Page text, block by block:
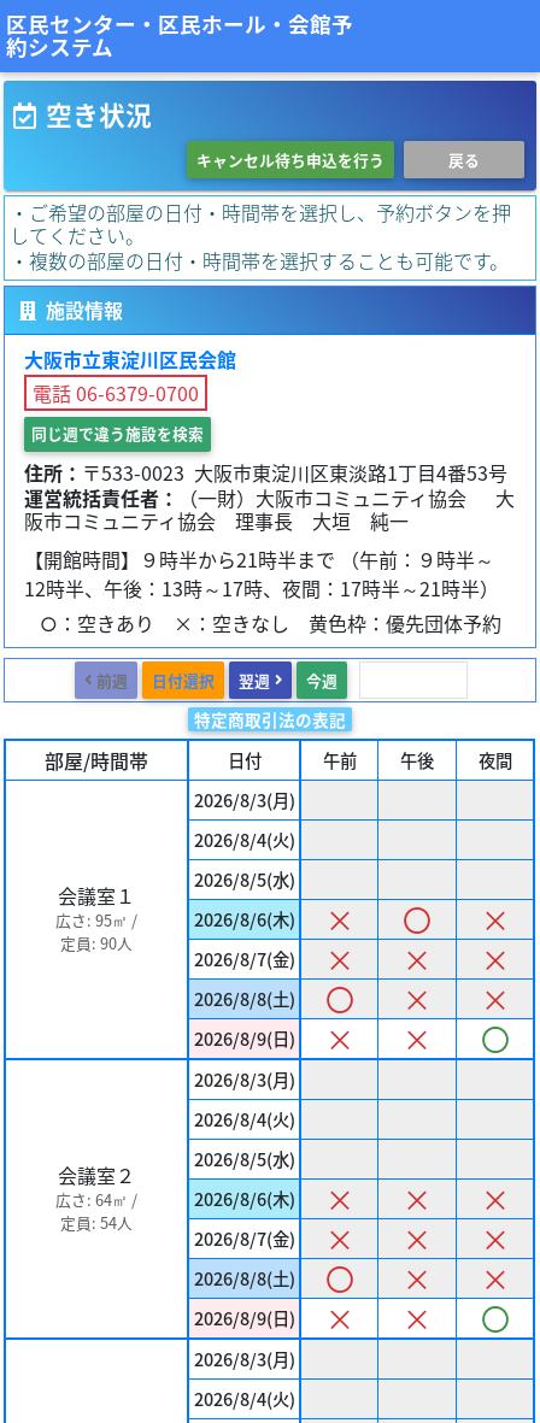
区民センター・区民ホール・会館予
約システム
空き状況
キャンセル待ち申込を行う 戻る
・ご希望の部屋の日付・時間帯を選択し、予約ボタンを押
してください。
・複数の部屋の日付・時間帯を選択することも可能です。
施設情報
大阪市立東淀川区民会館
電話 06-6379-0700
同じ週で違う施設を検索
住所： 〒533-0023 大阪市東淀川区東淡路1丁目4番53号
運営統括責任者：
（一財）大阪市コミュニティ協会 大
阪市コミュニティ協会 理事長 大垣 純一
【開館時間】９時半から21時半まで （午前：９時半～
12時半、午後：13時～17時、夜間：17時半～21時半）
○：空きあり ×：空きなし 黄色枠：優先団体予約
前週 日付選択 翌週 今週
特定商取引法の表記
部屋/時間帯 日付 午前 午後 夜間
会議室１
広さ: 95㎡ /
定員: 90人
2026/8/3(月)
2026/8/4(火)
2026/8/5(水)
2026/8/6(木)
× 〇 ×
2026/8/7(金) × × ×
2026/8/8(土) 〇 × ×
2026/8/9(日) × × 〇
会議室２
広さ: 64㎡ /
定員: 54人
2026/8/3(月)
2026/8/4(火)
2026/8/5(水)
2026/8/6(木)
× × ×
2026/8/7(金) × × ×
2026/8/8(土) 〇 × ×
2026/8/9(日) × × 〇
2026/8/3(月)
2026/8/4(火)